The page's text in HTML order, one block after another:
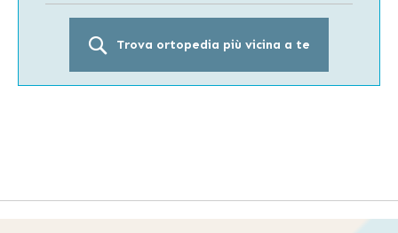
Trova ortopedia più vicina a te